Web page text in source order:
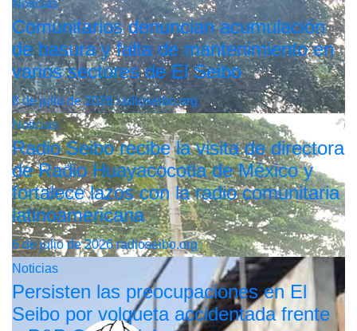
Noticias
Comunitarios denuncian acumulación
de basura y falta de mantenimiento en
varios sectores de El Seibo
8 de julio de 2026radioseibo.org
Noticias
Radio Seibo recibe la visita de directora
de Radio Huayacocotla de México y
fortalece lazos con la radio comunitaria
latinoamericana
6 de julio de 2026radioseibo.org
Noticias
Persisten las preocupaciones en El
Seibo por volqueta accidentada frente